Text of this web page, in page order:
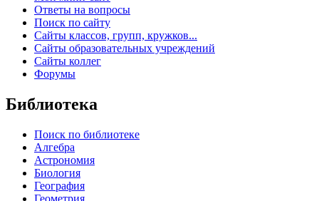
Ответы на вопросы
Поиск по сайту
Сайты классов, групп, кружков...
Сайты образовательных учреждений
Сайты коллег
Форумы
Библиотека
Поиск по библиотеке
Алгебра
Астрономия
Биология
География
Геометрия